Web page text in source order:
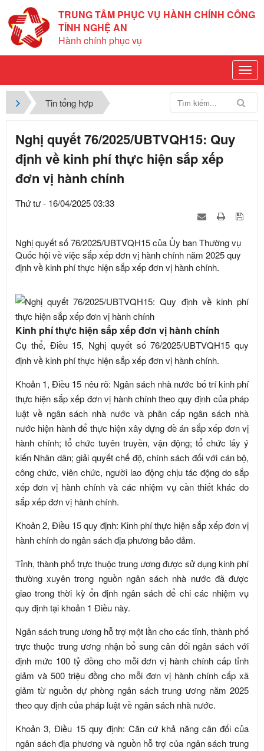
TRUNG TÂM PHỤC VỤ HÀNH CHÍNH CÔNG
TỈNH NGHỆ AN
Hành chính phục vụ
Tin tổng hợp
Nghị quyết 76/2025/UBTVQH15: Quy
định về kinh phí thực hiện sắp xếp
đơn vị hành chính
Thứ tư - 16/04/2025 03:33
Nghị quyết số 76/2025/UBTVQH15 của Ủy ban Thường vụ
Quốc hội về việc sắp xếp đơn vị hành chính năm 2025 quy
định về kinh phí thực hiện sắp xếp đơn vị hành chính.
Kinh phí thực hiện sắp xếp đơn vị hành chính
Cụ thể, Điều 15, Nghị quyết số 76/2025/UBTVQH15 quy
định về kinh phí thực hiện sắp xếp đơn vị hành chính.
Khoản 1, Điều 15 nêu rõ: Ngân sách nhà nước bố trí kinh phí
thực hiện sắp xếp đơn vị hành chính theo quy định của pháp
luật về ngân sách nhà nước và phân cấp ngân sách nhà
nước hiện hành để thực hiện xây dựng đề án sắp xếp đơn vị
hành chính; tổ chức tuyên truyền, vận động; tổ chức lấy ý
kiến Nhân dân; giải quyết chế độ, chính sách đối với cán bộ,
công chức, viên chức, người lao động chịu tác động do sắp
xếp đơn vị hành chính và các nhiệm vụ cần thiết khác do
sắp xếp đơn vị hành chính.
Khoản 2, Điều 15 quy định: Kinh phí thực hiện sắp xếp đơn vị
hành chính do ngân sách địa phương bảo đảm.
Tỉnh, thành phố trực thuộc trung ương được sử dụng kinh phí
thường xuyên trong nguồn ngân sách nhà nước đã được
giao trong thời kỳ ổn định ngân sách để chi các nhiệm vụ
quy định tại khoản 1 Điều này.
Ngân sách trung ương hỗ trợ một lần cho các tỉnh, thành phố
trực thuộc trung ương nhận bổ sung cân đối ngân sách với
định mức 100 tỷ đồng cho mỗi đơn vị hành chính cấp tỉnh
giảm và 500 triệu đồng cho mỗi đơn vị hành chính cấp xã
giảm từ nguồn dự phòng ngân sách trung ương năm 2025
theo quy định của pháp luật về ngân sách nhà nước.
Khoản 3, Điều 15 quy định: Căn cứ khả năng cân đối của
ngân sách địa phương và nguồn hỗ trợ của ngân sách trung